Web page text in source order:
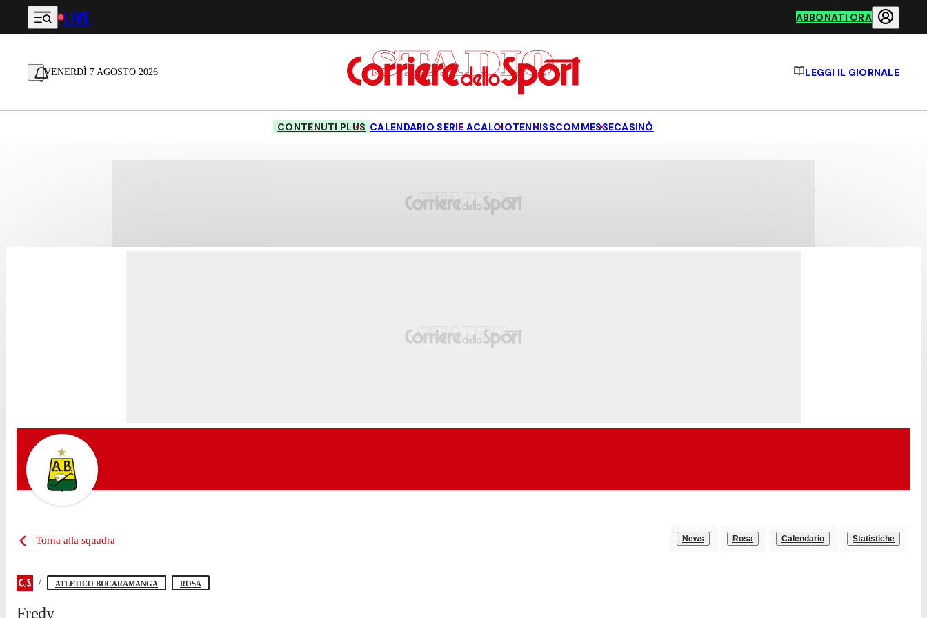
Vai al contenuto principale
LIVE ABBONATI ORA
VENERDÌ 7 AGOSTO 2026 LEGGI IL GIORNALE
CONTENUTI PLUS CALENDARIO SERIE ACALCIOTENNISSCOMMESSECASINÒ
Torna alla squadra News Rosa Calendario Statistiche
ATLETICO BUCARAMANGA ROSA
Fredy